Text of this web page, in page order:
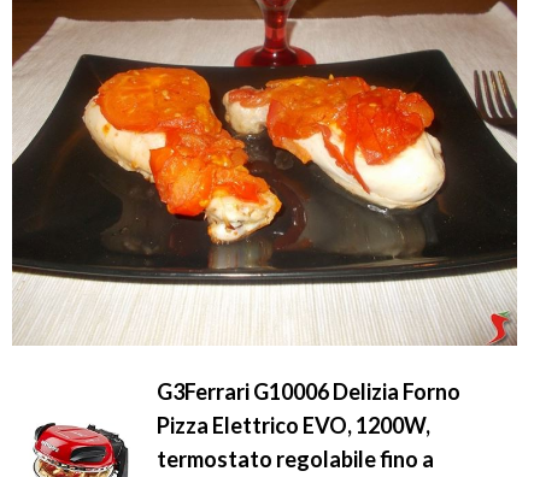
G3Ferrari G10006 Delizia Forno
Pizza Elettrico EVO, 1200W,
termostato regolabile fino a